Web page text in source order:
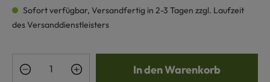
Sofort verfügbar, Versandfertig in 2-3 Tagen zzgl. Laufzeit
des Versanddienstleisters
Produkt Anzahl: Gib den gewünschten
In den Warenkorb